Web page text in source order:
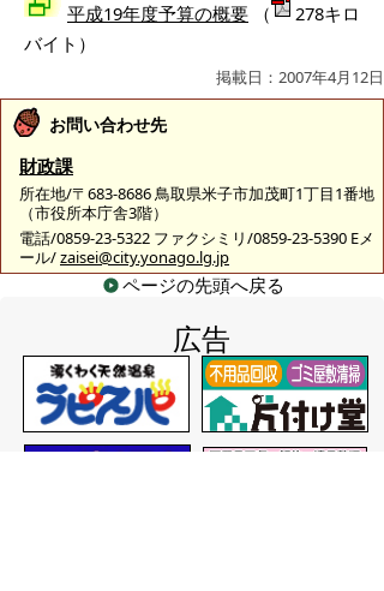
平成19年度予算の概要 （
278キロ
バイト）
掲載日：2007年4月12日
お問い合わせ先
財政課
所在地/〒683-8686 鳥取県米子市加茂町1丁目1番地
（市役所本庁舎3階）
電話/0859-23-5322 ファクシミリ/0859-23-5390 Eメ
ール/zaisei@city.yonago.lg.jp
ページの先頭へ戻る
広告